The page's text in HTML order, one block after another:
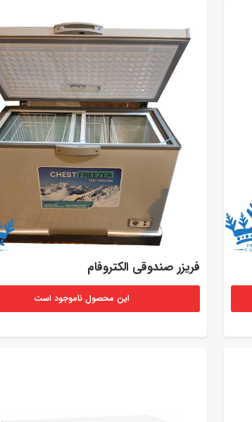
فریزر صندوقی الکتروفام
این محصول ناموجود است